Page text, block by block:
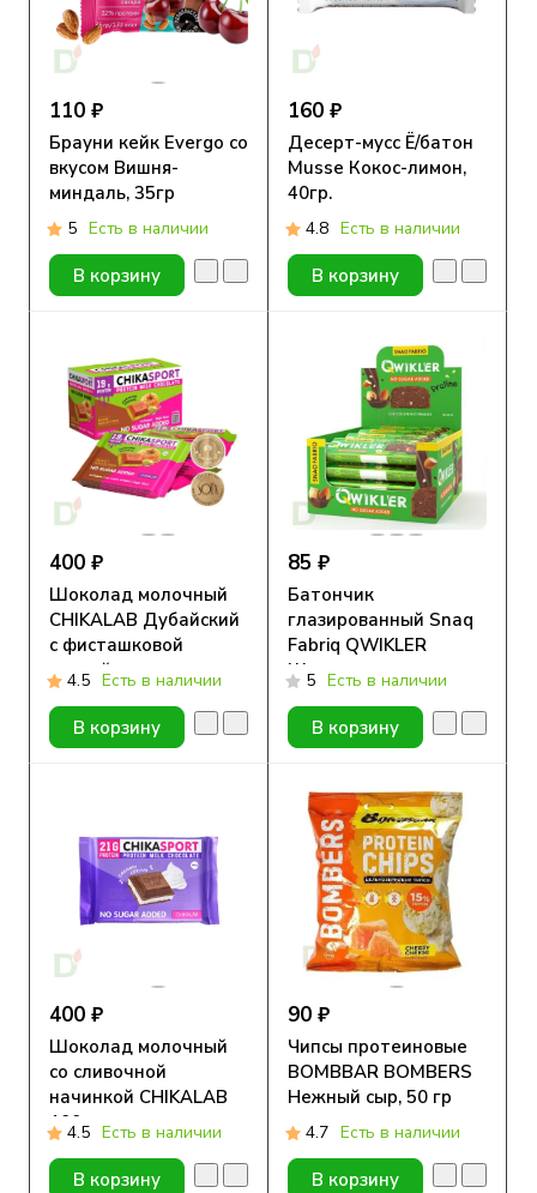
110 ₽
Брауни кейк Evergo со
вкусом Вишня-
миндаль, 35гр
5 Есть в наличии
В корзину
160 ₽
Десерт-мусс Ё/батон
Musse Кокос-лимон,
40гр.
4.8 Есть в наличии
В корзину
400 ₽
Шоколад молочный
CHIKALAB Дубайский
с фисташковой
пастой и тестом
Катаифи, без сахара,
100гр.
4.5 Есть в наличии
В корзину
85 ₽
Батончик
глазированный Snaq
Fabriq QWIKLER
Шоколадно-
Ореховое пралине, 35
гр
5 Есть в наличии
В корзину
400 ₽
Шоколад молочный
со сливочной
начинкой CHIKALAB
100 гр
4.5 Есть в наличии
В корзину
90 ₽
Чипсы протеиновые
BOMBBAR BOMBERS
Нежный сыр, 50 гр
4.7 Есть в наличии
В корзину